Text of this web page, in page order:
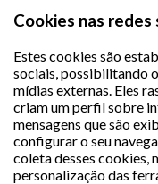
Cookies nas redes
Estes cookies são
sociais, possibilitando
mídias externas. Eles
criam um perfil sobre
mensagens que são
configurar o seu
coleta desses cookies,
personalização das